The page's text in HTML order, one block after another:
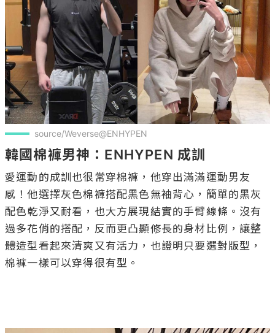
source/Weverse@ENHYPEN
韓國棉褲男神：ENHYPEN 成訓
愛運動的成訓也很常穿棉褲，他穿出滿滿運動男友
感！他選擇灰色棉褲搭配黑色無袖背心，簡單的黑灰
配色乾淨又耐看，也大方展現結實的手臂線條。沒有
過多花俏的搭配，反而更凸顯修長的身材比例，讓整
體造型看起來清爽又有活力，也證明只要選對版型，
棉褲一樣可以穿得很有型。